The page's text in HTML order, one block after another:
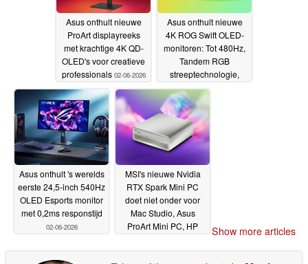
Asus onthult nieuwe
ProArt displayreeks
met krachtige 4K QD-
OLED's voor creatieve
professionals 02-06-2026
Asus onthult nieuwe
4K ROG Swift OLED-
monitoren: Tot 480Hz,
Tandem RGB
streeptechnologie,
90W PD02-06-2026
Asus onthult 's werelds
eerste 24,5-inch 540Hz
OLED Esports monitor
met 0,2ms responstijd
02-06-2026
MSI's nieuwe Nvidia
RTX Spark Mini PC
doet niet onder voor
Mac Studio, Asus
ProArt Mini PC, HP
Show more articles